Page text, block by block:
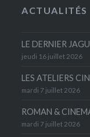
ACTUALITÉS
LE DERNIER
jeudi 16 juillet 2026
LES ATELIERS
mardi 7 juillet 2026
ROMAN &
mardi 7 juillet 2026